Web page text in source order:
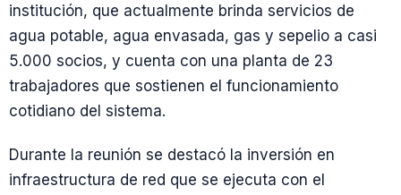
institución, que actualmente brinda servicios de
agua potable, agua envasada, gas y sepelio a casi
5.000 socios, y cuenta con una planta de 23
trabajadores que sostienen el funcionamiento
cotidiano del sistema.
Durante la reunión se destacó la inversión en
infraestructura de red que se ejecuta con el